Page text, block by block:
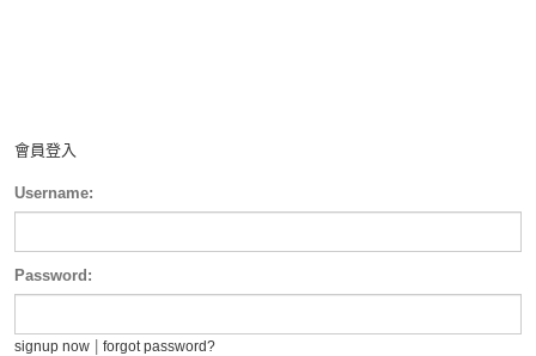
會員登入
Username:
Password:
signup now forgot password?